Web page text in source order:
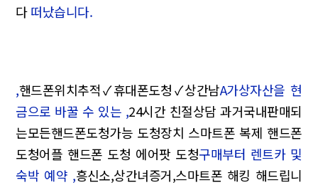
다떠났습니다.
,핸드폰위치추적✓휴대폰도청✓상간남A가상자산을 현
금으로 바꿀 수 있는 ,24시간 친절상담 과거국내판매되
는모든핸드폰도청가능 도청장치 스마트폰 복제 핸드폰
도청어플 핸드폰 도청 에어팟 도청구매부터 렌트카 및
숙박 예약 ,흥신소,상간녀증거,스마트폰 해킹 해드립니